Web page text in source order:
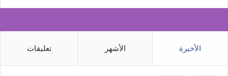
الأخيرة الأشهر تعليقات